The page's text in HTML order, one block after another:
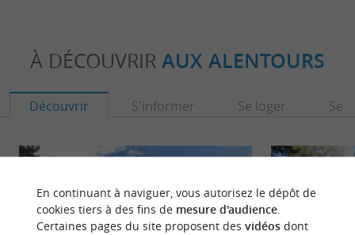
À DÉCOUVRIR AUX ALENTOURS
Découvrir S'informer Se loger Se
En continuant à naviguer, vous autorisez le dépôt de
cookies tiers à des fins de mesure d'audience.
Certaines pages du site proposent des vidéosdont